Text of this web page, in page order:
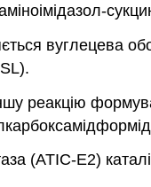
вуглецева
реакцію
(ATIC-E2)